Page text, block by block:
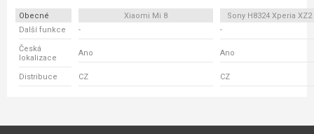
Obecné Xiaomi Mi 8
Sony H8324 Xperia
Další funkce
- -
Česká
lokalizace
Ano Ano
Distribuce CZ CZ